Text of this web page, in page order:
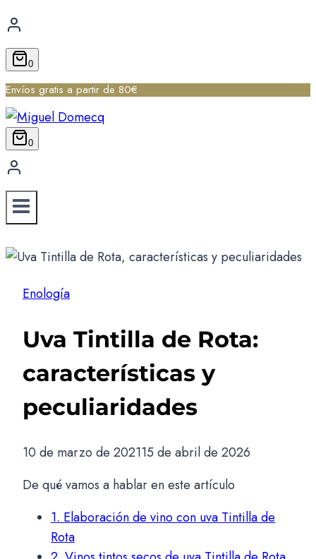
0
Envíos gratis a partir de 80€
0
Enología
Uva Tintilla de Rota:
características y
peculiaridades
10 de marzo de 202115 de abril de 2026
De qué vamos a hablar en este artículo
1.Elaboración de vino con uva Tintilla de
Rota